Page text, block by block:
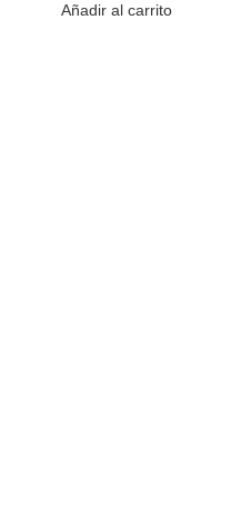
Añadir al carrito